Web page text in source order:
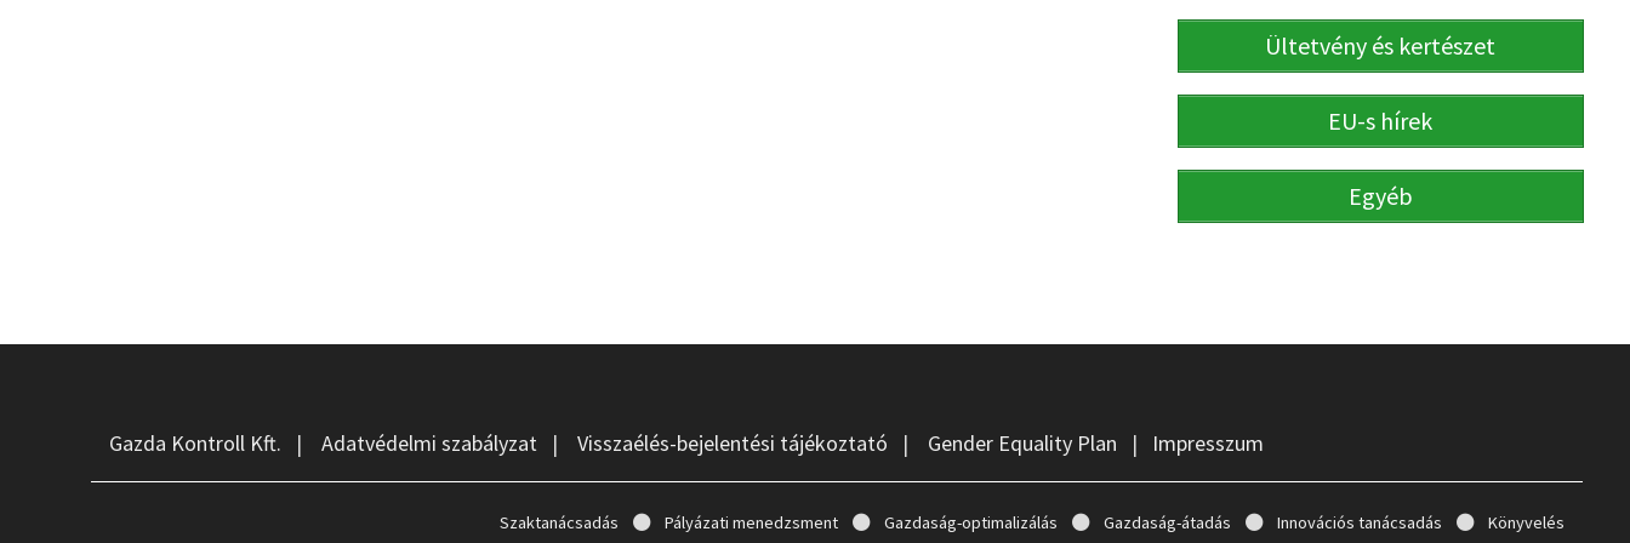
Ültetvény és kertészet
EU-s hírek
Egyéb
Gazda Kontroll Kft. |Adatvédelmi szabályzat |Visszaélés-bejelentési tájékoztató | Gender Equality Plan | Impresszum
Szaktanácsadás Pályázati menedzsment Gazdaság-optimalizálás Gazdaság-átadás Innovációs tanácsadás Könyvelés